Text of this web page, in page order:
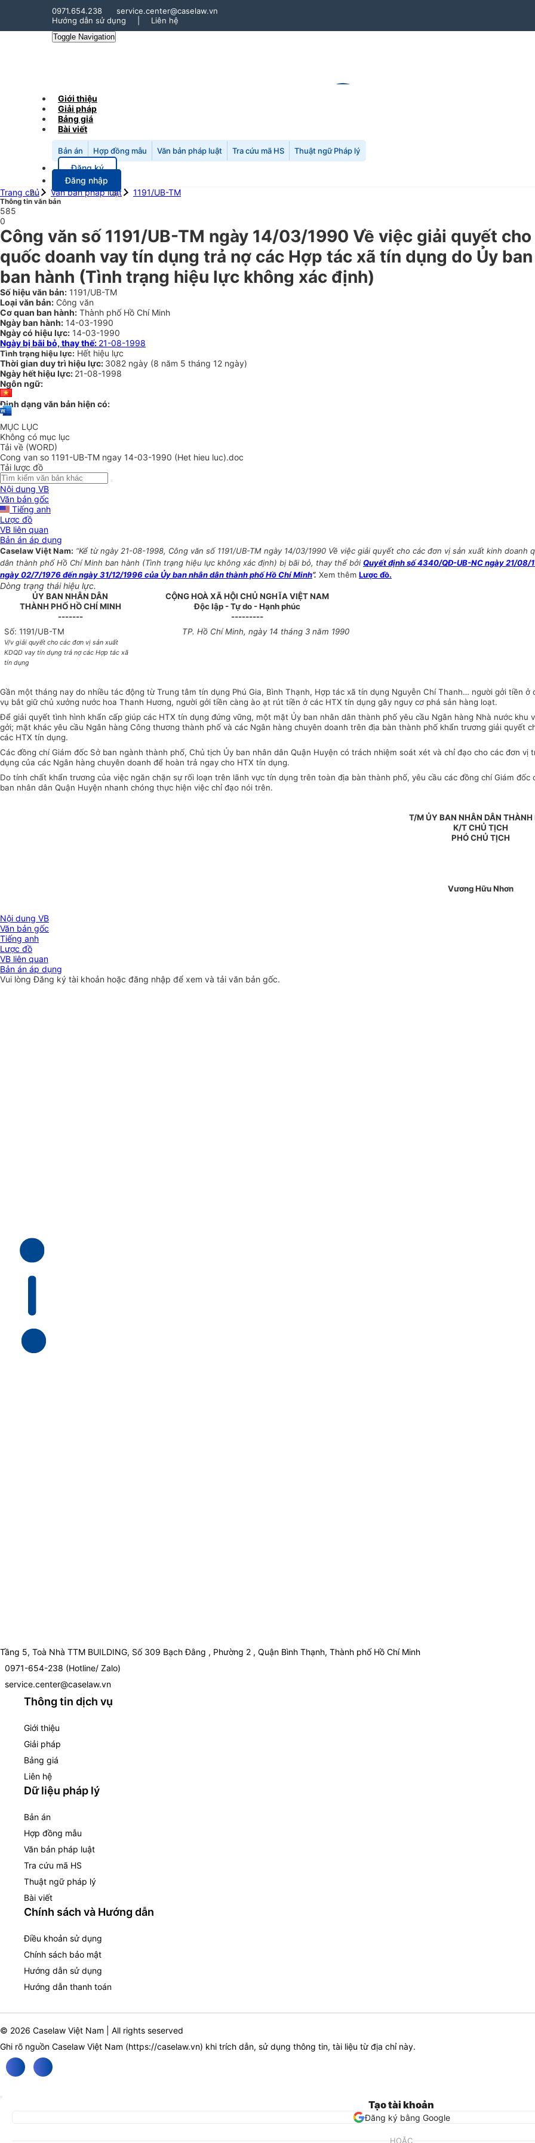
0971.654.238
service.center@caselaw.vn
Hướng dẫn sử dụng
Liên hệ
Toggle Navigation
Giới thiệu
Giải pháp
Bảng giá
Bài viết
Bản án Hợp đồng mẫu Văn bản pháp luật Tra cứu mã HS Thuật ngữ Pháp lý
Đăng ký
Đăng nhập
Trang chủ
Văn bản pháp luật 1191/UB-TM
Thông tin văn bản
585
0
Công văn số 1191/UB-TM ngày 14/03/1990 Về việc giải quyết
quốc doanh vay tín dụng trả nợ các Hợp tác xã tín dụng do Ủy
ban hành (Tình trạng hiệu lực không xác định)
Số hiệu văn bản: 1191/UB-TM
Loại văn bản: Công văn
Cơ quan ban hành: Thành phố Hồ Chí Minh
Ngày ban hành: 14-03-1990
Ngày có hiệu lực: 14-03-1990
Ngày bị bãi bỏ, thay thế: 21-08-1998
Tình trạng hiệu lực: Hết hiệu lực
Thời gian duy trì hiệu lực: 3082 ngày (8 năm 5 tháng 12 ngày)
Ngày hết hiệu lực: 21-08-1998
Ngôn ngữ:
Định dạng văn bản hiện có:
MỤC LỤC
Không có mục lục
Tải về (WORD)
Cong van so 1191-UB-TM ngay 14-03-1990 (Het hieu luc).doc
Tải lược đồ
Nội dung VB
Văn bản gốc
Tiếng anh
Lược đồ
VB liên quan
Bản án áp dụng
Caselaw Việt Nam: “Kể từ ngày 21-08-1998, Công văn số 1191/UB-TM ngày 14/03/1990 Về việc giải quyết cho các đơn vị sản xuất kinh
dân thành phố Hồ Chí Minh ban hành (Tình trạng hiệu lực không xác định) bị bãi bỏ, thay thế bởi Quyết định số 4340/QĐ-UB-NC ngày 21/08/
ngày 02/7/1976 đến ngày 31/12/1996 của Ủy ban nhân dân thành phố Hồ Chí Minh”. Xem thêm Lược đồ.
Dòng trạng thái hiệu lực.
ỦY BAN NHÂN DÂN
THÀNH PHỐ HỒ CHÍ MINH
-------
CỘNG HOÀ XÃ HỘI CHỦ NGHĨA VIỆT NAM
Độc lập - Tự do - Hạnh phúc
---------
Số: 1191/UB-TM
V/v giải quyết cho các đơn vị sản xuất
KDQD vay tín dụng trả nợ các Hợp tác xã
tín dụng
TP. Hồ Chí Minh, ngày 14 tháng 3 năm 1990
Gần một tháng nay do nhiều tác động từ Trung tâm tín dụng Phú Gia, Bình Thạnh, Hợp tác xã tín dụng Nguyễn Chí Thanh… người gởi tiền
vụ bắt giữ chủ xưởng nước hoa Thanh Hương, người gởi tiền càng ào ạt rút tiền ở các HTX tín dụng gây nguy cơ phá sản hàng loạt.
Để giải quyết tình hình khẩn cấp giúp các HTX tín dụng đứng vững, một mặt Ủy ban nhân dân thành phố yêu cầu Ngân hàng Nhà nước
gởi; mặt khác yêu cầu Ngân hàng Công thương thành phố và các Ngân hàng chuyên doanh trên địa bàn thành phố khẩn trương giải quyết
các HTX tín dụng.
Các đồng chí Giám đốc Sở ban ngành thành phố, Chủ tịch Ủy ban nhân dân Quận Huyện có trách nhiệm soát xét và chỉ đạo cho các đơn
dụng của các Ngân hàng chuyên doanh để hoàn trả ngay cho HTX tín dụng.
Do tính chất khẩn trương của việc ngăn chặn sự rối loạn trên lãnh vực tín dụng trên toàn địa bàn thành phố, yêu cầu các đồng chí Giám
ban nhân dân Quận Huyện nhanh chóng thực hiện việc chỉ đạo nói trên.
T/M ỦY BAN NHÂN DÂN THÀNH
K/T CHỦ TỊCH
PHÓ CHỦ TỊCH
Vương Hữu Nhơn
Nội dung VB
Văn bản gốc
Tiếng anh
Lược đồ
VB liên quan
Bản án áp dụng
Vui lòngĐăng ký tài khoản hoặc đăng nhập để xem và tải văn bản gốc.
Tầng 5, Toà Nhà TTM BUILDING, Số 309 Bạch Đằng , Phường 2 , Quận Bình Thạnh, Thành phố Hồ Chí Minh
0971-654-238 (Hotline/ Zalo)
service.center@caselaw.vn
Thông tin dịch vụ
Giới thiệu
Giải pháp
Bảng giá
Liên hệ
Dữ liệu pháp lý
Bản án
Hợp đồng mẫu
Văn bản pháp luật
Tra cứu mã HS
Thuật ngữ pháp lý
Bài viết
Chính sách và Hướng dẫn
Điều khoản sử dụng
Chính sách bảo mật
Hướng dẫn sử dụng
Hướng dẫn thanh toán
© 2026 Caselaw Việt Nam | All rights seserved
Ghi rõ nguồn Caselaw Việt Nam (https://caselaw.vn) khi trích dẫn, sử dụng thông tin, tài liệu từ địa chỉ này.
Tạo tài khoản
Đăng ký bằng Google
HOẶC